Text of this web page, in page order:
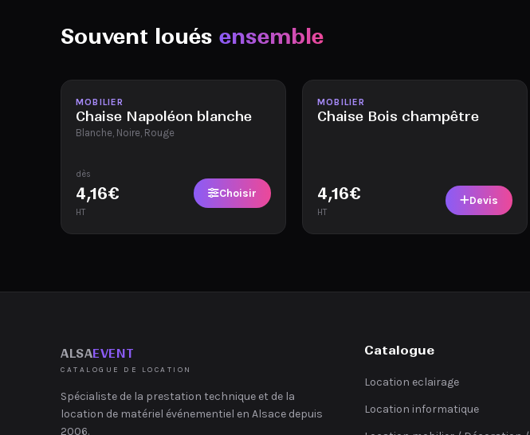
Souvent loués ensemble
Disponible
MOBILIER
Chaise Napoléon blanche
Blanche, Noire, Rouge
dès
4,16€
HT
Choisir
Disponible
MOBILIER
Chaise Bois champêtre
4,16€
HT
Devis
ALSAEVENT
CATALOGUE DE LOCATION
Spécialiste de la prestation technique et de la
location de matériel événementiel en Alsace depuis
2006.
Catalogue
Location eclairage
Location informatique